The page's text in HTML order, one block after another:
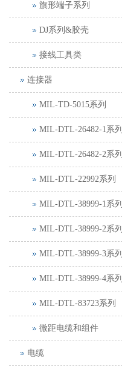
旗形端子系列
DJ系列&胶壳
接线工具类
连接器
MIL-TD-5015系列
MIL-DTL-26482-1系列
MIL-DTL-26482-2系列
MIL-DTL-22992系列
MIL-DTL-38999-1系列
MIL-DTL-38999-2系列
MIL-DTL-38999-3系列
MIL-DTL-38999-4系列
MIL-DTL-83723系列
微距电缆和组件
电缆